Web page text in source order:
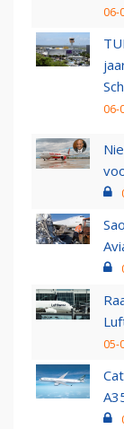
06-
06-
05-